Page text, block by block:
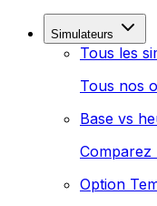
Simulateurs
Tous les
Tous nos
Base vs
Comparez
Option